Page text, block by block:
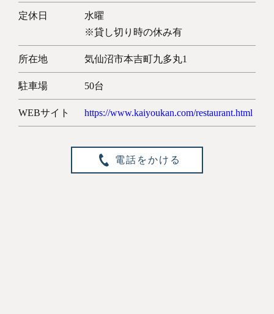
定休日
水曜
※貸し切り時の休み有
所在地 気仙沼市本吉町九多丸1
駐車場 50台
WEBサイト https://www.kaiyoukan.com/restaurant.html
電話をかける